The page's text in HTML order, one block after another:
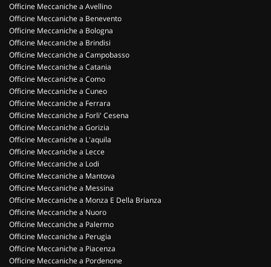
Officine Meccaniche a Avellino
Officine Meccaniche a Benevento
Officine Meccaniche a Bologna
Officine Meccaniche a Brindisi
Officine Meccaniche a Campobasso
Officine Meccaniche a Catania
Officine Meccaniche a Como
Officine Meccaniche a Cuneo
Officine Meccaniche a Ferrara
Officine Meccaniche a Forli' Cesena
Officine Meccaniche a Gorizia
Officine Meccaniche a L'aquila
Officine Meccaniche a Lecce
Officine Meccaniche a Lodi
Officine Meccaniche a Mantova
Officine Meccaniche a Messina
Officine Meccaniche a Monza E Della Brianza
Officine Meccaniche a Nuoro
Officine Meccaniche a Palermo
Officine Meccaniche a Perugia
Officine Meccaniche a Piacenza
Officine Meccaniche a Pordenone